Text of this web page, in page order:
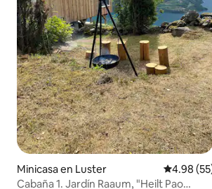
Minicasa en Luster
4.98
Cabaña 1. Jardín Raaum, "Heilt Pao